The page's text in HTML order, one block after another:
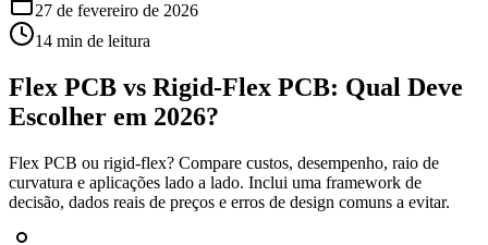
27 de fevereiro de 2026
14 min de leitura
Flex PCB vs Rigid-Flex PCB: Qual Deve
Escolher em 2026?
Flex PCB ou rigid-flex? Compare custos, desempenho, raio de
curvatura e aplicações lado a lado. Inclui uma framework de
decisão, dados reais de preços e erros de design comuns a evitar.